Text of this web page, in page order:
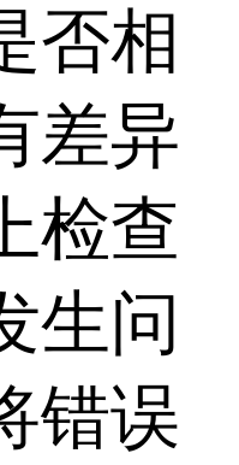
否相
差异
检查
生问
错误